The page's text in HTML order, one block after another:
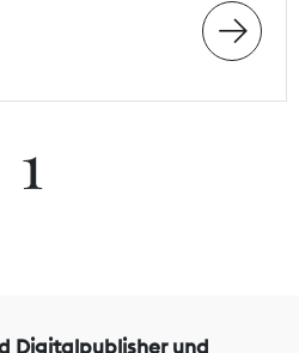
1
Digitalpublisher und